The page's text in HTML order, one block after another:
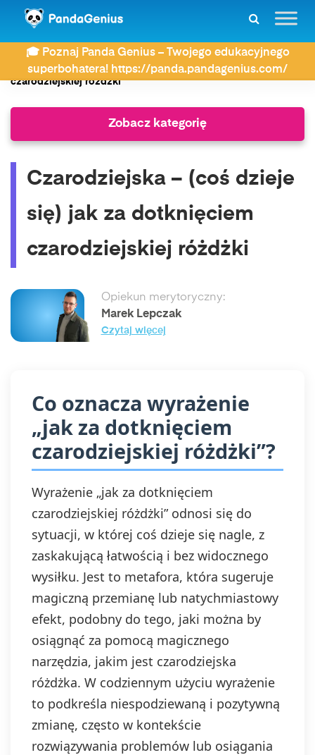
🎓 Poznaj Panda Genius – Twojego edukacyjnego
superbohatera! https://panda.pandagenius.com/
ZDAY Słownik związków frazeologicznych
Czarodziejska – (coś dzieje się) jak za dotknięciem
czarodziejskiej różdżki
Zobacz kategorię
Czarodziejska – (coś dzieje
się) jak za dotknięciem
czarodziejskiej różdżki
Opiekun merytoryczny:
Marek Lepczak
Czytaj więcej
Co oznacza wyrażenie
„jak za dotknięciem
czarodziejskiej różdżki”?
Wyrażenie „jak za dotknięciem
czarodziejskiej różdżki” odnosi się do
sytuacji, w której coś dzieje się nagle, z
zaskakującą łatwością i bez widocznego
wysiłku. Jest to metafora, która sugeruje
magiczną przemianę lub natychmiastowy
efekt, podobny do tego, jaki można by
osiągnąć za pomocą magicznego
narzędzia, jakim jest czarodziejska
różdżka. W codziennym użyciu wyrażenie
to podkreśla niespodziewaną i pozytywną
zmianę, często w kontekście
rozwiązywania problemów lub osiągania